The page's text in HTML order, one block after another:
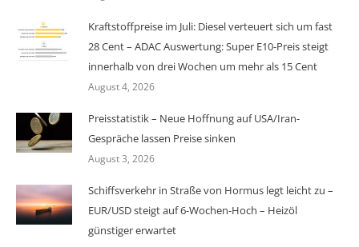
Kraftstoffpreise im Juli: Diesel verteuert sich um fast
28 Cent – ADAC Auswertung: Super E10-Preis steigt
innerhalb von drei Wochen um mehr als 15 Cent
August 4, 2026
Preisstatistik – Neue Hoffnung auf USA/Iran-
Gespräche lassen Preise sinken
August 3, 2026
Schiffsverkehr in Straße von Hormus legt leicht zu –
EUR/USD steigt auf 6-Wochen-Hoch – Heizöl
günstiger erwartet